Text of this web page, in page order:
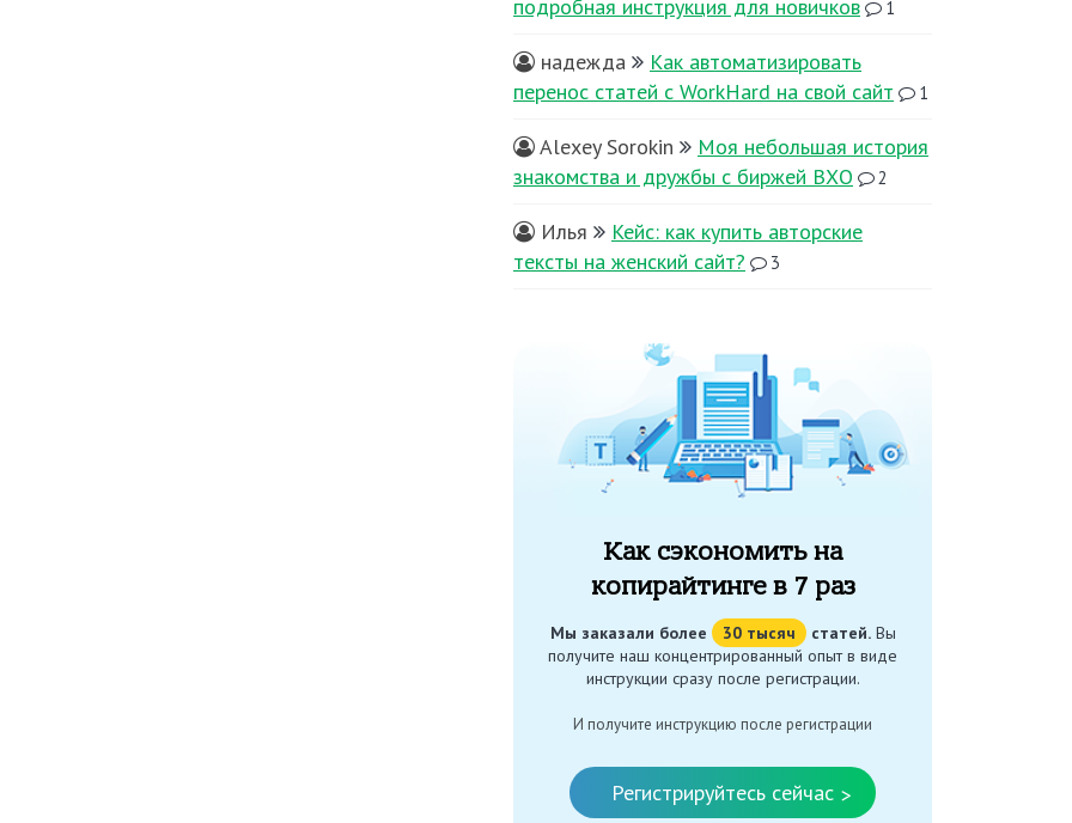
подробная инструкция для новичков
1
надежда
Как автоматизировать
перенос статей с WorkHard на свой сайт
1
Alexey Sorokin
Моя небольшая история
знакомства и дружбы с биржей ВХО
2
Илья
Кейс: как купить авторские
тексты на женский сайт?
3
Как сэкономить на
копирайтинге в 7 раз
Мы заказали более 30 тысяч статей.Вы
получите наш концентрированный опыт в виде
инструкции сразу после регистрации.
И получите инструкцию после регистрации
Регистрируйтесь сейчас >